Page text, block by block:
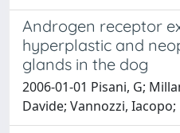
Androgen receptor
hyperplastic and
glands in the dog
2006-01-01 Pisani, G;
Davide; Vannozzi,